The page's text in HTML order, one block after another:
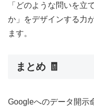
「どのような問いを立
か」をデザインする力
ます。
まとめ 🧾
Googleへのデータ開示